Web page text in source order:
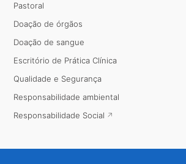
Pastoral
Doação de órgãos
Doação de sangue
Escritório de Prática Clínica
Qualidade e Segurança
Responsabilidade ambiental
Responsabilidade Social